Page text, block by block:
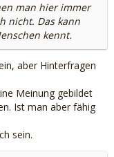
man hier immer
nicht. Das kann
kennt.
aber Hinterfragen
Meinung gebildet
Ist man aber fähig
sein.